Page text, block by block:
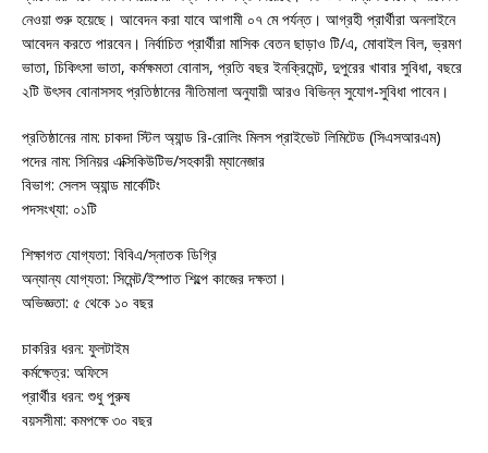
নেওয়া শুরু হয়েছে। আবেদন করা যাবে আগামী ০৭ মে পর্যন্ত। আগ্রহী প্রার্থীরা অনলাইনে
আবেদন করতে পারবেন। নির্বাচিত প্রার্থীরা মাসিক বেতন ছাড়াও টি/এ, মোবাইল বিল, ভ্রমণ
ভাতা, চিকিৎসা ভাতা, কর্মক্ষমতা বোনাস, প্রতি বছর ইনক্রিমেন্ট, দুপুরের খাবার সুবিধা, বছরে
২টি উৎসব বোনাসসহ প্রতিষ্ঠানের নীতিমালা অনুযায়ী আরও বিভিন্ন সুযোগ-সুবিধা পাবেন।
প্রতিষ্ঠানের নাম: চাকদা স্টিল অ্যান্ড রি-রোলিং মিলস প্রাইভেট লিমিটেড (সিএসআরএম)
পদের নাম: সিনিয়র এক্সিকিউটিভ/সহকারী ম্যানেজার
বিভাগ: সেলস অ্যান্ড মার্কেটিং
পদসংখ্যা: ০১টি
শিক্ষাগত যোগ্যতা: বিবিএ/স্নাতক ডিগ্রি
অন্যান্য যোগ্যতা: সিমেন্ট/ইস্পাত শিল্পে কাজের দক্ষতা।
অভিজ্ঞতা: ৫ থেকে ১০ বছর
চাকরির ধরন: ফুলটাইম
কর্মক্ষেত্র: অফিসে
প্রার্থীর ধরন: শুধু পুরুষ
বয়সসীমা: কমপক্ষে ৩০ বছর